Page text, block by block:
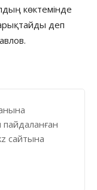
көктемінде
деп
сайтына